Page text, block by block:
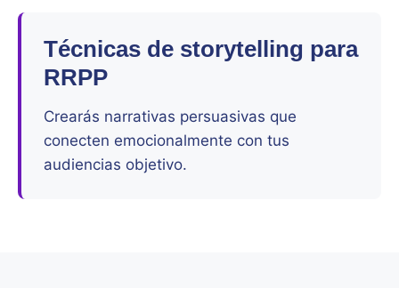
Técnicas de storytelling para
RRPP
Crearás narrativas persuasivas que
conecten emocionalmente con tus
audiencias objetivo.